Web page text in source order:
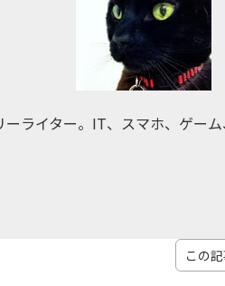
ライター。IT、スマホ、ゲー
この